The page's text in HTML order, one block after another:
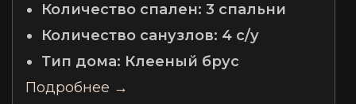
Количество спален: 3 спальни
Количество санузлов: 4 с/у
Тип дома: Клееный брус
Подробнее →